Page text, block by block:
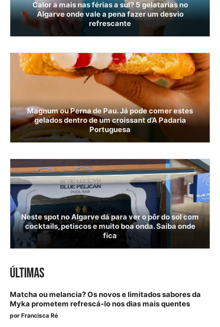
Calor a mais nas férias a sul? 5 gelatarias no
Algarve onde vale a pena fazer um desvio
refrescante
Magnum ou Perna de Pau. Já pode comer estes
gelados dentro de um croissant d’A Padaria
Portuguesa
Neste spot no Algarve dá para ver o pôr do sol com
cocktails, petiscos e muito boa onda. Saiba onde
fica
ÚLTIMAS
Matcha ou melancia? Os novos e limitados sabores da
Myka prometem refrescá-lo nos dias mais quentes
por Francisca Ré